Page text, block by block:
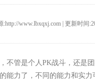
:http://www.lbxqxj.com | 更新时间
不管是个人PK战斗，还是
能力了，不同的能力和实